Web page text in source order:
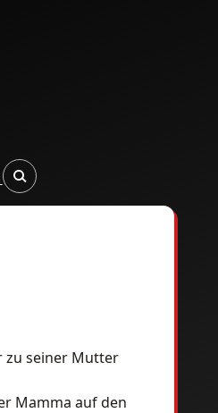
zu seiner Mutter
Mamma auf den